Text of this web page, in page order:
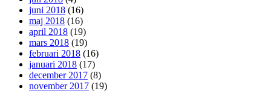
juni 2018 (16)
maj 2018 (16)
april 2018 (19)
mars 2018 (19)
februari 2018 (16)
januari 2018 (17)
december 2017 (8)
november 2017 (19)